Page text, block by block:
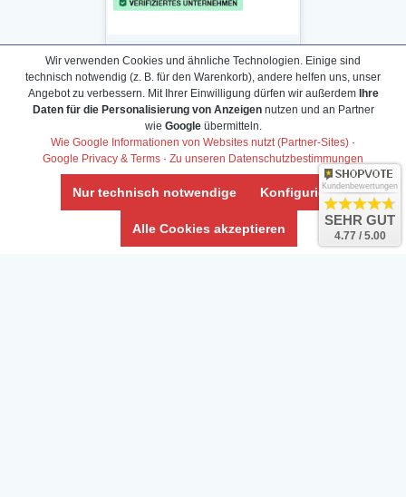
Daten­schutz­erklärung
Widerrufs­recht /Widerrufs­formular
AGB & Info
Impressum
Umwelt und Entsorgung
Vertrag widerrufen
Wir verwenden Cookies und ähnliche Technologien. Einige sind
technisch notwendig (z. B. für den Warenkorb), andere helfen uns, unser
Angebot zu verbessern. Mit Ihrer Einwilligung dürfen wir außerdem Ihre
Daten für die Personalisierung von Anzeigennutzen und an Partner
wie Googleübermitteln.
Wie Google Informationen von Websites nutzt (Partner-Sites) ·
Google Privacy & Terms · Zu unseren Datenschutzbestimmungen
Nur technisch notwendige Konfigurieren
Alle Cookies akzeptieren
Kundenbewertungen
SEHR GUT
4.77 / 5.00